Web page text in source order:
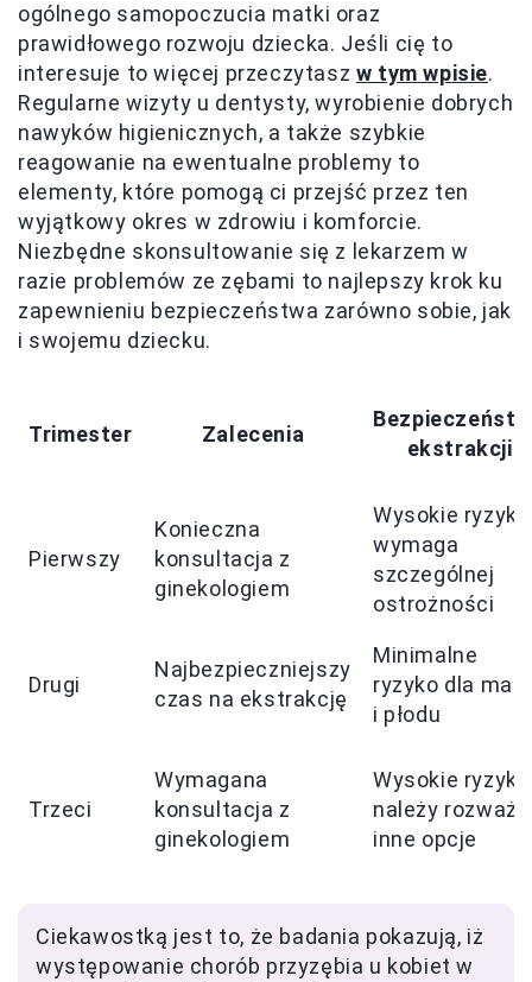
ogólnego samopoczucia matki oraz
prawidłowego rozwoju dziecka. Jeśli cię to
interesuje to więcej przeczytasz w tym wpisie.
Regularne wizyty u dentysty, wyrobienie dobrych
nawyków higienicznych, a także szybkie
reagowanie na ewentualne problemy to
elementy, które pomogą ci przejść przez ten
wyjątkowy okres w zdrowiu i komforcie.
Niezbędne skonsultowanie się z lekarzem w
razie problemów ze zębami to najlepszy krok ku
zapewnieniu bezpieczeństwa zarówno sobie, jak
i swojemu dziecku.
Trimester Zalecenia
ekstrakcji
Pierwszy
Konieczna
konsultacja z
ginekologiem
Wysokie
wymaga
szczególnej
ostrożności
Drugi
Najbezpieczniejszy
czas na ekstrakcję
Minimalne
ryzyko dla
i płodu
Trzeci
Wymagana
konsultacja z
ginekologiem
Wysokie
należy
inne opcje
Ciekawostką jest to, że badania pokazują, iż
występowanie chorób przyzębia u kobiet w